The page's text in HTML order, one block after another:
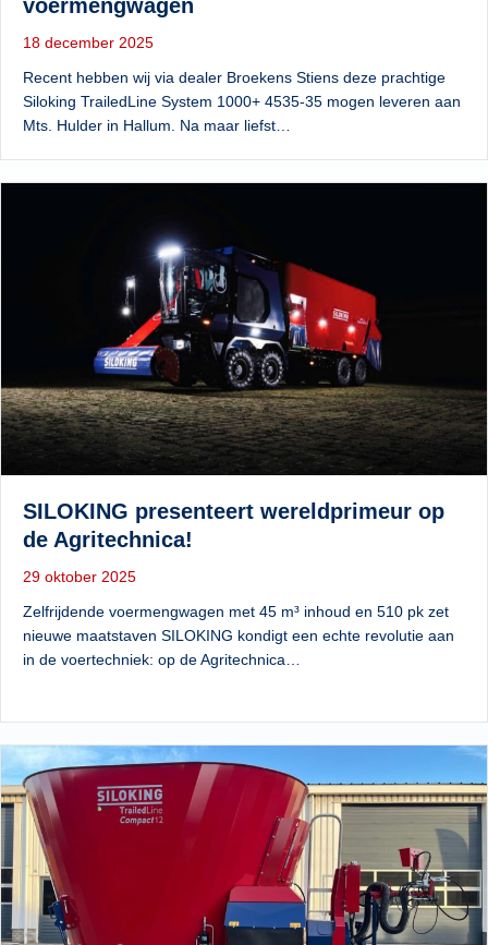
voermengwagen
18 december 2025
Recent hebben wij via dealer Broekens Stiens deze prachtige
Siloking TrailedLine System 1000+ 4535-35 mogen leveren aan
Mts. Hulder in Hallum. Na maar liefst…
SILOKING presenteert wereldprimeur op
de Agritechnica!
29 oktober 2025
Zelfrijdende voermengwagen met 45 m³ inhoud en 510 pk zet
nieuwe maatstaven SILOKING kondigt een echte revolutie aan
in de voertechniek: op de Agritechnica…